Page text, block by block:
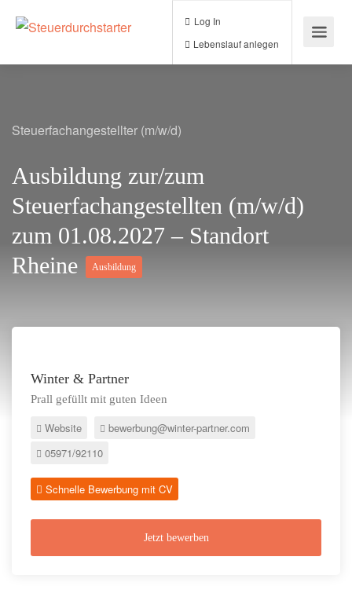
Lebenslauf anlegen
Steuerfachangestellter (m/w/d)
Ausbildung zur/zum
Steuerfachangestellten (m/w/d)
zum 01.08.2027 – Standort
Rheine
Ausbildung
Winter & Partner
Prall gefüllt mit guten Ideen
Website
bewerbung@winter-partner.com
05971/92110
Schnelle Bewerbung mit CV
Jetzt bewerben